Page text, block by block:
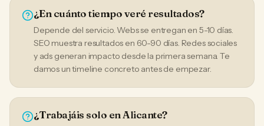
¿En cuánto tiempo veré resultados?
Depende del servicio. Webs se entregan en 5-10 días.
SEO muestra resultados en 60-90 días. Redes sociales
y ads generan impacto desde la primera semana. Te
damos un timeline concreto antes de empezar.
¿Trabajáis solo en Alicante?